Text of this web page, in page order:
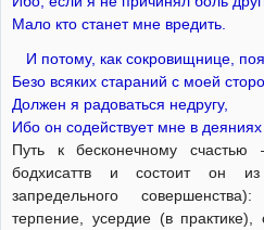
Мало кто станет мне вредить.
И потому, как сокровищнице,
Безо всяких стараний с моей
Должен я радоваться недругу,
Ибо он содействует мне в
Путь к бесконечному счастью
бодхисаттв и состоит он
запредельного
терпение, усердие (в практике),